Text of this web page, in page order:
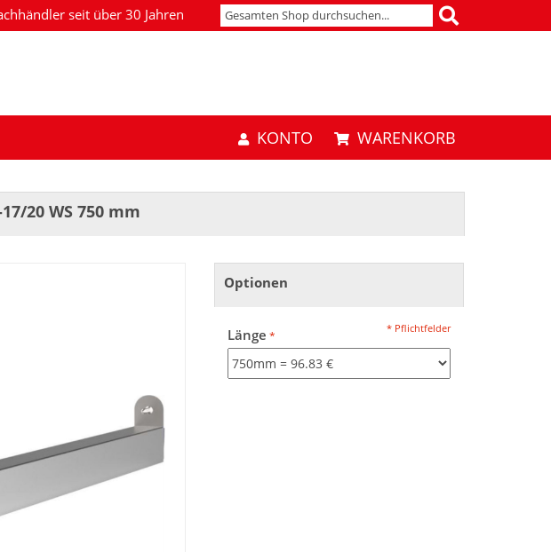
seit über 30 Jahren
KONTO WARENKORB
20 WS 750 mm
Optionen
Länge * Pflichtfelder